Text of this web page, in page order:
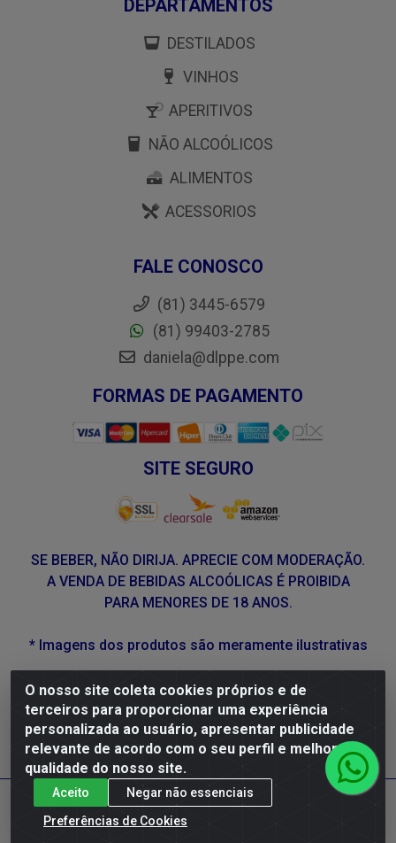
O nosso site coleta cookies próprios e de
terceiros para proporcionar uma experiência
personalizada ao usuário, apresentar publicidade
relevante de acordo com o seu perfil e melhorar a
qualidade do nosso site.
Aceito
Negar não essenciais
Preferências de Cookies
DEPARTAMENTOS
DESTILADOS
VINHOS
APERITIVOS
NÃO ALCOÓLICOS
ALIMENTOS
ACESSORIOS
FALE CONOSCO
(81) 3445-6579
(81) 99403-2785
daniela@dlppe.com
FORMAS DE PAGAMENTO
SITE SEGURO
SE BEBER, NÃO DIRIJA. APRECIE COM MODERAÇÃO.
A VENDA DE BEBIDAS ALCOÓLICAS É PROIBIDA
PARA MENORES DE 18 ANOS.
* Imagens dos produtos são meramente ilustrativas
DLP Vinhos - Av. Engenheiro Abdias de Carvalho, 962 -
Torrões, Recife/PE - CEP 50.640-525 - CNPJ
05.429.222/0001-48